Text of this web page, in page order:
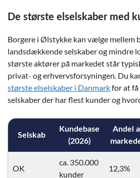
De største elselskaber med
Borgere i Ølstykke kan vælge mellem
landsdækkende selskaber og mindre
største aktører på markedet står
privat- og erhvervsforsyningen. Du
største elselskaber i Danmarkfor at
selskaber der har flest kunder og
Selskab
Kundebase
(2026)
Andel
OK
ca. 350.000
kunder
12,3%